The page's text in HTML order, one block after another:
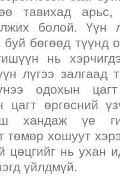
тавихад
болой. Үүн
бөгөөд түүнд
нь
лүгээ залгаад
одохын
өргөсний
хандаж үе
төмөр хошуут
цөцгийг нь ухан
үйлдмүй.